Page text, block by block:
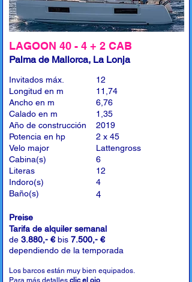
LAGOON 40 - 4 + 2 CAB
Palma de Mallorca, La Lonja
Invitados máx.
Longitud en m
Ancho en m
Calado en m
Año de construcción
Potencia en hp
Velo major
Cabina(s)
Literas
Indoro(s)
Baño(s)
12
11,74
6,76
1,35
2019
2 x 45
Lattengross
6
12
4
4
Preise
Tarifa de alquiler semanal
de 3.880,- €bis 7.500,- €
dependiendo de la temporada
Los barcos están muy bien equipados.
Para más detalles clic el ojo